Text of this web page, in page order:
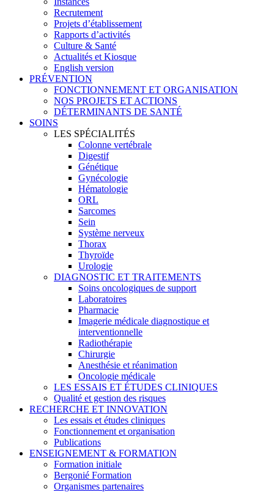
Recrutement
Projets d’établissement
Rapports d’activités
Culture & Santé
Actualités et Kiosque
English version
PRÉVENTION
FONCTIONNEMENT ET ORGANISATION
NOS PROJETS ET ACTIONS
DÉTERMINANTS DE SANTÉ
SOINS
LES SPÉCIALITÉS
Colonne vertébrale
Digestif
Génétique
Gynécologie
Hématologie
ORL
Sarcomes
Sein
Système nerveux
Thorax
Thyroïde
Urologie
DIAGNOSTIC ET TRAITEMENTS
Soins oncologiques de support
Laboratoires
Pharmacie
Imagerie médicale diagnostique et
interventionnelle
Radiothérapie
Chirurgie
Anesthésie et réanimation
Oncologie médicale
LES ESSAIS ET ÉTUDES CLINIQUES
Qualité et gestion des risques
RECHERCHE ET INNOVATION
Les essais et études cliniques
Fonctionnement et organisation
Publications
ENSEIGNEMENT & FORMATION
Formation initiale
Bergonié Formation
Organismes partenaires